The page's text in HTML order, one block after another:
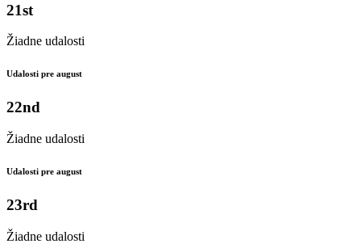
21st
Žiadne udalosti
Udalosti pre august
22nd
Žiadne udalosti
Udalosti pre august
23rd
Žiadne udalosti